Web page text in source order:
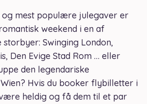
og mest populære julegaver er
weekend i en af
storbyer: Swinging London,
Den Evige Stad Rom … eller
den legendariske
Hvis du booker flybilletter i
heldig og få dem til et par